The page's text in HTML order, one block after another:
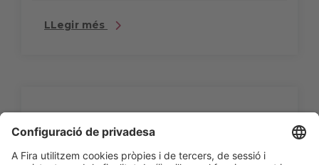
LLegir més
10:35h